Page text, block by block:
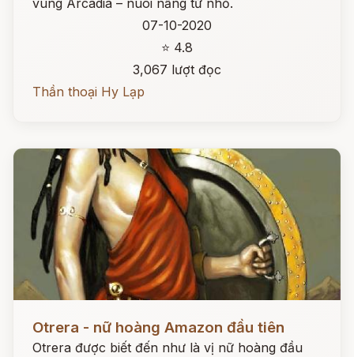
vùng Arcadia – nuôi nấng từ nhỏ.
07-10-2020
⭐ 4.8
3,067 lượt đọc
Thần thoại Hy Lạp
Otrera - nữ hoàng Amazon đầu tiên
Otrera được biết đến như là vị nữ hoàng đầu